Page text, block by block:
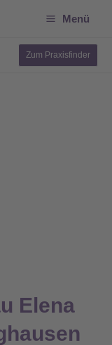
Menü
Zum Praxisfinder
Elena